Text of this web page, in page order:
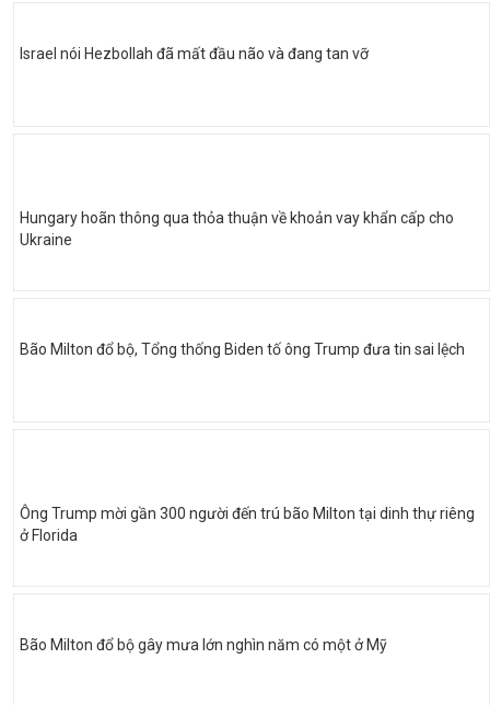
Israel nói Hezbollah đã mất đầu não và đang tan vỡ
Hungary hoãn thông qua thỏa thuận về khoản vay khẩn cấp cho
Ukraine
Bão Milton đổ bộ, Tổng thống Biden tố ông Trump đưa tin sai lệch
Ông Trump mời gần 300 người đến trú bão Milton tại dinh thự riêng
ở Florida
Bão Milton đổ bộ gây mưa lớn nghìn năm có một ở Mỹ